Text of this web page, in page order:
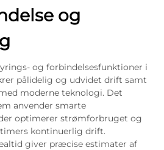
og
og forbindelsesfunktioner i
pålidelig og udvidet drift samt
moderne teknologi. Det
anvender smarte
optimerer strømforbruget og
kontinuerlig drift.
giver præcise estimater af